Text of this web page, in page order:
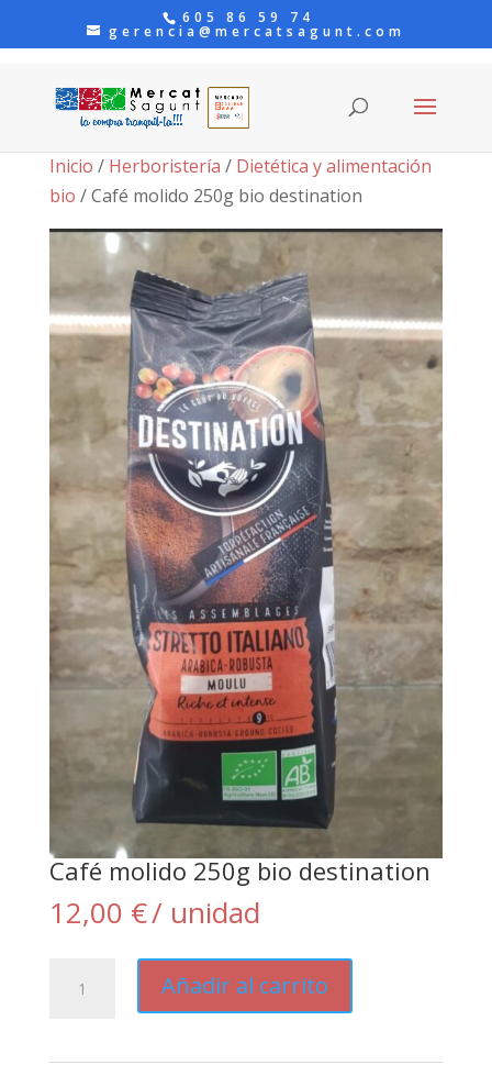
605 86 59 74
gerencia@mercatsagunt.com
Inicio / Herboristería / Dietética y alimentación
bio / Café molido 250g bio destination
Café molido 250g bio destination
12,00 €/ unidad
molido
Añadir al carrito